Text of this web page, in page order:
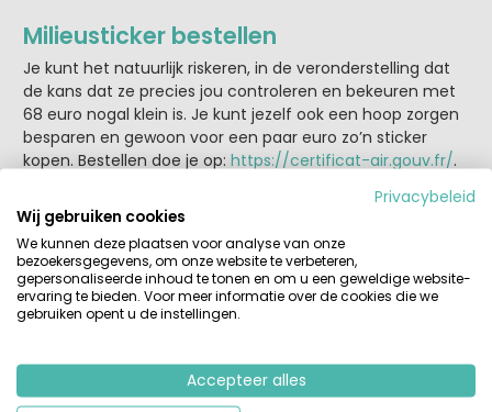
Milieusticker bestellen
Je kunt het natuurlijk riskeren, in de veronderstelling dat
de kans dat ze precies jou controleren en bekeuren met
68 euro nogal klein is. Je kunt jezelf ook een hoop zorgen
besparen en gewoon voor een paar euro zo’n sticker
kopen. Bestellen doe je op: https://certificat-air.gouv.fr/.
tot 6 weken duren voor je hem in huis hebt!
Vignetten en tolwegen in Europa
Naast de milieustickers heb je ook nog de verplichte
tolvignetten voor landen als Zwitserland, Oostenrijk,
de buurt van de grens. Let op: in Hongarije moet je
verplicht een e-vignet hebben. Ook dit vignet kun je bij
Privacybeleid
Wij gebruiken cookies
We kunnen deze plaatsen voor analyse van onze
bezoekersgegevens, om onze website te verbeteren,
gepersonaliseerde inhoud te tonen en om u een geweldige website-
ervaring te bieden. Voor meer informatie over de cookies die we
gebruiken opent u de instellingen.
Accepteer alles